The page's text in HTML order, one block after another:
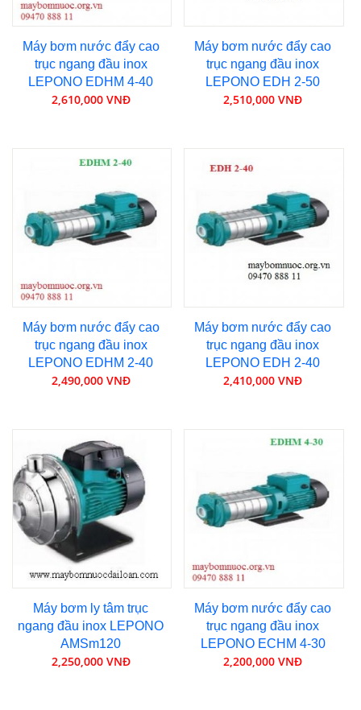
Máy bơm nước đẩy cao
trục ngang đầu inox
LEPONO EDHM 4-40
2,610,000 VNĐ
Máy bơm nước đẩy cao
trục ngang đầu inox
LEPONO EDH 2-50
2,510,000 VNĐ
Máy bơm nước đẩy cao
trục ngang đầu inox
LEPONO EDHM 2-40
2,490,000 VNĐ
Máy bơm nước đẩy cao
trục ngang đầu inox
LEPONO EDH 2-40
2,410,000 VNĐ
Máy bơm ly tâm trục
ngang đầu inox LEPONO
AMSm120
2,250,000 VNĐ
Máy bơm nước đẩy cao
trục ngang đầu inox
LEPONO ECHM 4-30
2,200,000 VNĐ